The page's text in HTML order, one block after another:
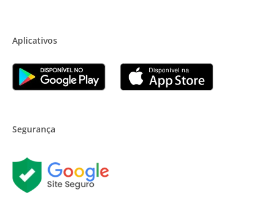
Aplicativos
Segurança